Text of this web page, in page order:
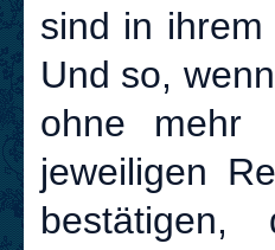
sind in
Und so,
ohne mehr
jeweiligen